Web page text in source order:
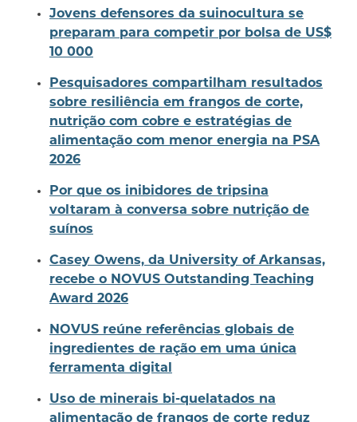
Jovens defensores da suinocultura se
preparam para competir por bolsa de US$
10 000
Pesquisadores compartilham resultados
sobre resiliência em frangos de corte,
nutrição com cobre e estratégias de
alimentação com menor energia na PSA
2026
Por que os inibidores de tripsina
voltaram à conversa sobre nutrição de
suínos
Casey Owens, da University of Arkansas,
recebe o NOVUS Outstanding Teaching
Award 2026
NOVUS reúne referências globais de
ingredientes de ração em uma única
ferramenta digital
Uso de minerais bi-quelatados na
alimentação de frangos de corte reduz